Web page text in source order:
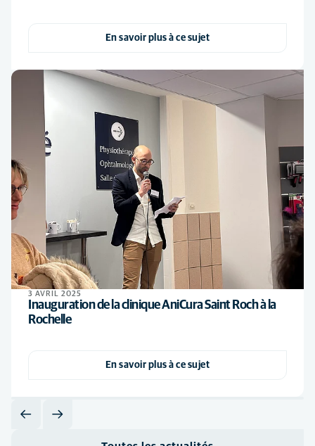
En savoir plus à ce sujet
3 AVRIL 2025
Inauguration de la clinique AniCura Saint Roch à la
Rochelle
En savoir plus à ce sujet